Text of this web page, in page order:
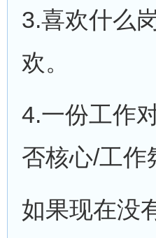
3.喜欢什么
欢。
4.一份工作
否核心/工作
如果现在没